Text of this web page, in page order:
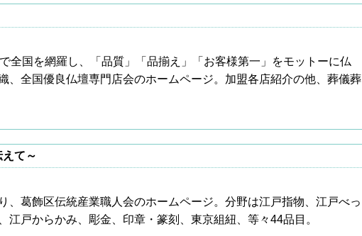
全国を網羅し、「品質」「品揃え」「お客様第一」をモットーに仏
、全国優良仏壇専門店会のホームページ。加盟各店紹介の他、葬儀葬
て～
、葛飾区伝統産業職人会のホームページ。分野は江戸指物、江戸べっ
戸からかみ、彫金、印章・篆刻、東京組紐、等々44品目。